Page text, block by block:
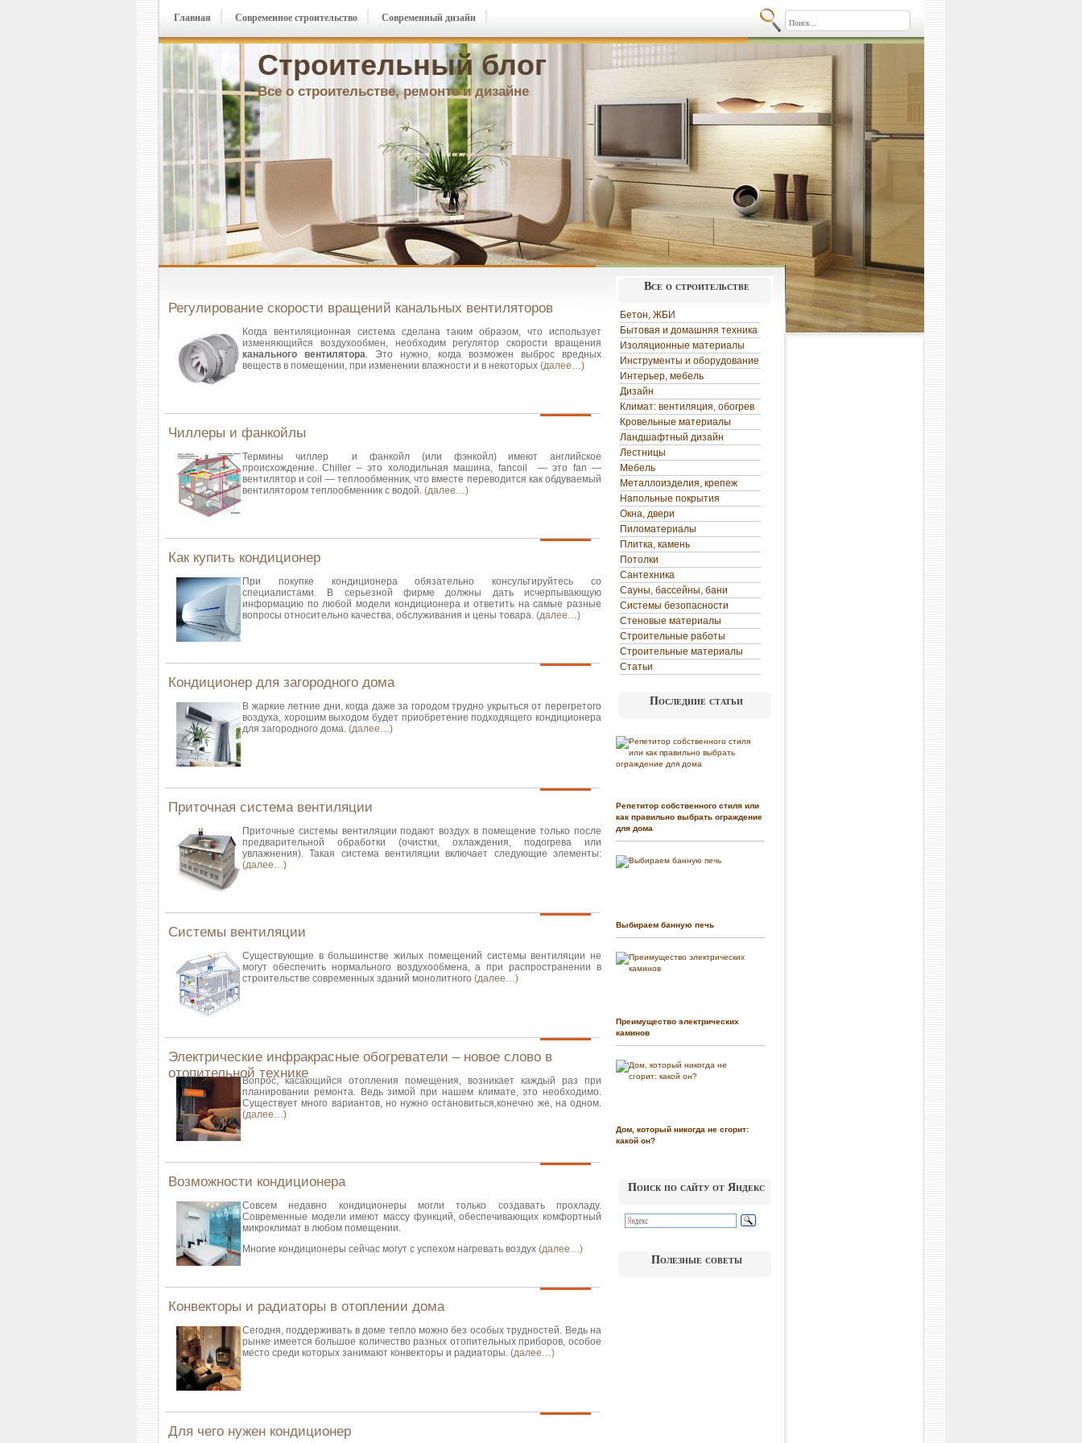
Строительный блог
Все о строительстве, ремонте и дизайне
Главная Современное строительство Современный дизайн
Регулирование скорости вращений канальных вентиляторов
Когда вентиляционная система сделана таким образом, что использует
изменяющийся воздухообмен, необходим регулятор скорости вращения
канального вентилятора. Это нужно, когда возможен выброс вредных
веществ в помещении, при изменении влажности и в некоторых (далее…)
Чиллеры и фанкойлы
Термины чиллер и фанкойл (или фэнкойл) имеют английское
происхождение. Сhiller – это холодильная машина, fancoil — это fan —
вентилятор и coil — теплообменник, что вместе переводится как обдуваемый
вентилятором теплообменник с водой. (далее…)
Как купить кондиционер
При покупке кондиционера обязательно консультируйтесь со
специалистами. В серьезной фирме должны дать исчерпывающую
информацию по любой модели кондиционера и ответить на самые разные
вопросы относительно качества, обслуживания и цены товара. (далее…)
Кондиционер для загородного дома
В жаркие летние дни, когда даже за городом трудно укрыться от перегретого
воздуха, хорошим выходом будет приобретение подходящего кондиционера
для загородного дома. (далее…)
Приточная система вентиляции
Приточные системы вентиляции подают воздух в помещение только после
предварительной обработки (очистки, охлаждения, подогрева или
увлажнения). Такая система вентиляции включает следующие элементы:
(далее…)
Системы вентиляции
Существующие в большинстве жилых помещений системы вентиляции не
могут обеспечить нормального воздухообмена, а при распространении в
строительстве современных зданий монолитного (далее…)
Электрические инфракрасные обогреватели – новое слово в
отопительной техникеВопрос, касающийся отопления помещения, возникает каждый раз при
планировании ремонта. Ведь зимой при нашем климате, это необходимо.
Существует много вариантов, но нужно остановиться,конечно же, на одном.
(далее…)
Возможности кондиционера
Совсем недавно кондиционеры могли только создавать прохладу.
Современные модели имеют массу функций, обеспечивающих комфортный
микроклимат в любом помещении.
Многие кондиционеры сейчас могут с успехом нагревать воздух (далее…)
Конвекторы и радиаторы в отоплении дома
Сегодня, поддерживать в доме тепло можно без особых трудностей. Ведь на
рынке имеется большое количество разных отопительных приборов, особое
место среди которых занимают конвекторы и радиаторы. (далее…)
Для чего нужен кондиционер
Все о строительстве
Бетон, ЖБИ
Бытовая и домашняя техника
Изоляционные материалы
Инструменты и оборудование
Интерьер, мебель
Дизайн
Климат: вентиляция, обогрев
Кровельные материалы
Ландшафтный дизайн
Лестницы
Мебель
Металлоизделия, крепеж
Напольные покрытия
Окна, двери
Пиломатериалы
Плитка, камень
Потолки
Сантехника
Сауны, бассейны, бани
Системы безопасности
Стеновые материалы
Строительные работы
Строительные материалы
Статьи
Последние статьи
Репетитор собственного стиля или
как правильно выбрать ограждение
для дома
Выбираем банную печь
Преимущество электрических
каминов
Дом, который никогда не сгорит:
какой он?
Поиск по сайту от Яндекс
Полезные советы